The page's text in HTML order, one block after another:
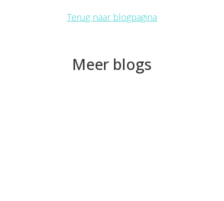
Terug naar blogpagina
Meer blogs